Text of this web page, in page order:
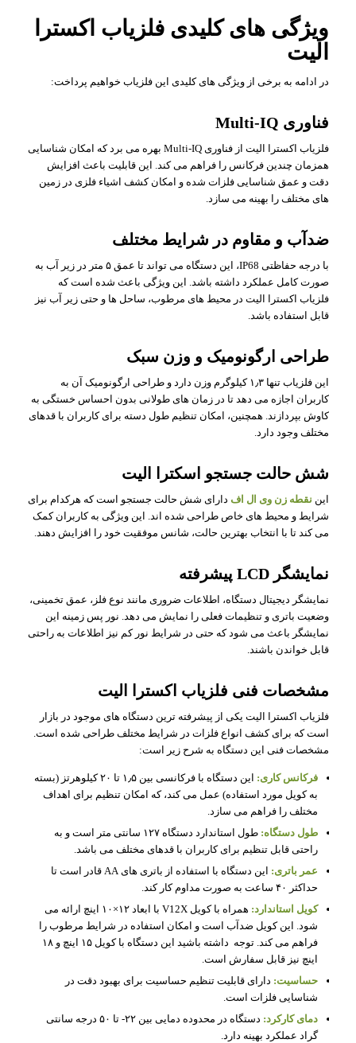
ویژگی های کلیدی فلزیاب اکسترا
الیت
در ادامه به برخی از ویژگی های کلیدی این فلزیاب خواهیم پرداخت:
فناوری Multi-IQ
فلزیاب اکسترا الیت از فناوری Multi-IQ بهره می برد که امکان شناسایی
همزمان چندین فرکانس را فراهم می کند. این قابلیت باعث افزایش
دقت و عمق شناسایی فلزات شده و امکان کشف اشیاء فلزی در زمین
های مختلف را بهینه می سازد.
ضدآب و مقاوم در شرایط مختلف
با درجه حفاظتی IP68، این دستگاه می تواند تا عمق ۵ متر در زیر آب به
صورت کامل عملکرد داشته باشد. این ویژگی باعث شده است که
فلزیاب اکسترا الیت در محیط های مرطوب، ساحل ها و حتی زیر آب نیز
قابل استفاده باشد.
طراحی ارگونومیک و وزن سبک
این فلزیاب تنها ۱٫۳ کیلوگرم وزن دارد و طراحی ارگونومیک آن به
کاربران اجازه می دهد تا در زمان های طولانی بدون احساس خستگی به
کاوش بپردازند. همچنین، امکان تنظیم طول دسته برای کاربران با قدهای
مختلف وجود دارد.
شش حالت جستجو اسکترا الیت
این نقطه زن وی ال افدارای شش حالت جستجو است که هرکدام برای
شرایط و محیط های خاص طراحی شده اند. این ویژگی به کاربران کمک
می کند تا با انتخاب بهترین حالت، شانس موفقیت خود را افزایش دهند.
نمایشگر LCD پیشرفته
نمایشگر دیجیتال دستگاه، اطلاعات ضروری مانند نوع فلز، عمق تخمینی،
وضعیت باتری و تنظیمات فعلی را نمایش می دهد. نور پس زمینه این
نمایشگر باعث می شود که حتی در شرایط نور کم نیز اطلاعات به راحتی
قابل خواندن باشند.
مشخصات فنی فلزیاب اکسترا الیت
فلزیاب اکسترا الیت یکی از پیشرفته ترین دستگاه های موجود در بازار
است که برای کشف انواع فلزات در شرایط مختلف طراحی شده است.
مشخصات فنی این دستگاه به شرح زیر است:
فرکانس کاری:
این دستگاه با فرکانسی بین ۱٫۵ تا ۲۰ کیلوهرتز (بسته
به کویل مورد استفاده) عمل می کند، که امکان تنظیم برای اهداف
مختلف را فراهم می سازد.
طول دستگاه:
طول استاندارد دستگاه ۱۲۷ سانتی متر است و به
راحتی قابل تنظیم برای کاربران با قدهای مختلف می باشد.
عمر باتری:
این دستگاه با استفاده از باتری های AA قادر است تا
حداکثر ۴۰ ساعت به صورت مداوم کار کند.
کویل استاندارد:
همراه با کویل V12X با ابعاد ۱۲×۱۰ اینچ ارائه می
شود. این کویل ضدآب است و امکان استفاده در شرایط مرطوب را
فراهم می کند. توجه داشته باشید این دستگاه با کویل ۱۵ اینچ و ۱۸
اینچ نیز قابل سفارش است.
حساسیت: دارای قابلیت تنظیم حساسیت برای بهبود دقت در
شناسایی فلزات است.
دمای کارکرد:
دستگاه در محدوده دمایی بین ۲۲- تا ۵۰ درجه سانتی
گراد عملکرد بهینه دارد.